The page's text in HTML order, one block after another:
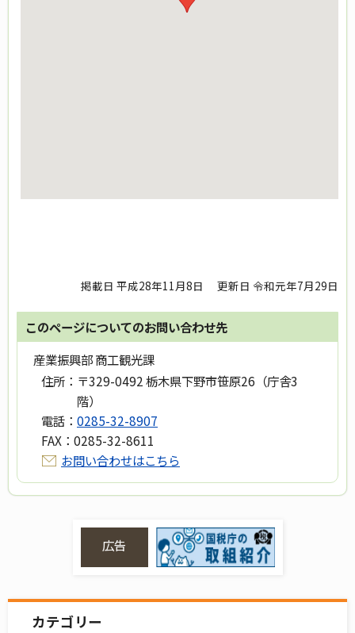
掲載日 平成28年11月8日 更新日 令和元年7月29日
このページについてのお問い合わせ先
産業振興部 商工観光課
住所： 〒329-0492 栃木県下野市笹原26（庁舎3
階）
電話： 0285-32-8907
FAX： 0285-32-8611
お問い合わせはこちら
広告
カテゴリー